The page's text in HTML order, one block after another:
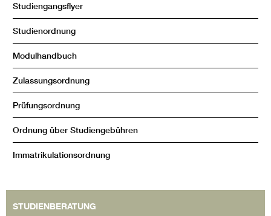
Studiengangsflyer
Studienordnung
Modulhandbuch
Zulassungsordnung
Prüfungsordnung
Ordnung über Studiengebühren
Immatrikulationsordnung
STUDIENBERATUNG